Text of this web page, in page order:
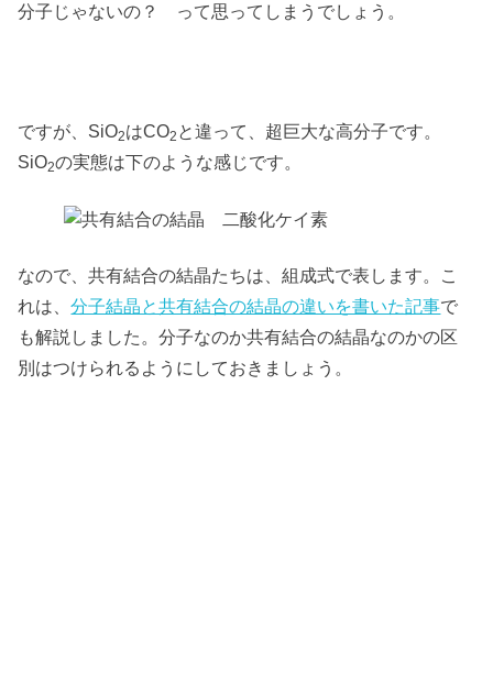
分子じゃないの？ って思ってしまうでしょう。
ですが、SiO2はCO2 と違って、超巨大な高分子です。
SiO2の実態は下のような感じです。
なので、共有結合の結晶たちは、組成式で表します。こ
れは、分子結晶と共有結合の結晶の違いを書いた記事で
も解説しました。分子なのか共有結合の結晶なのかの区
別はつけられるようにしておきましょう。